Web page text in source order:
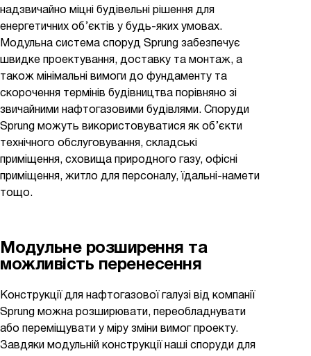
надзвичайно міцні будівельні рішення для
енергетичних об’єктів у будь-яких умовах.
Модульна система споруд Sprung забезпечує
швидке проектування, доставку та монтаж, а
також мінімальні вимоги до фундаменту та
скорочення термінів будівництва порівняно зі
звичайними нафтогазовими будівлями. Споруди
Sprung можуть використовуватися як об’єкти
технічного обслуговування, складські
приміщення, сховища природного газу, офісні
приміщення, житло для персоналу, їдальні-намети
тощо.
Модульне розширення та
можливість перенесення
Конструкції для нафтогазової галузі від компанії
Sprung можна розширювати, переобладнувати
або переміщувати у міру зміни вимог проекту.
Завдяки модульній конструкції наші споруди для